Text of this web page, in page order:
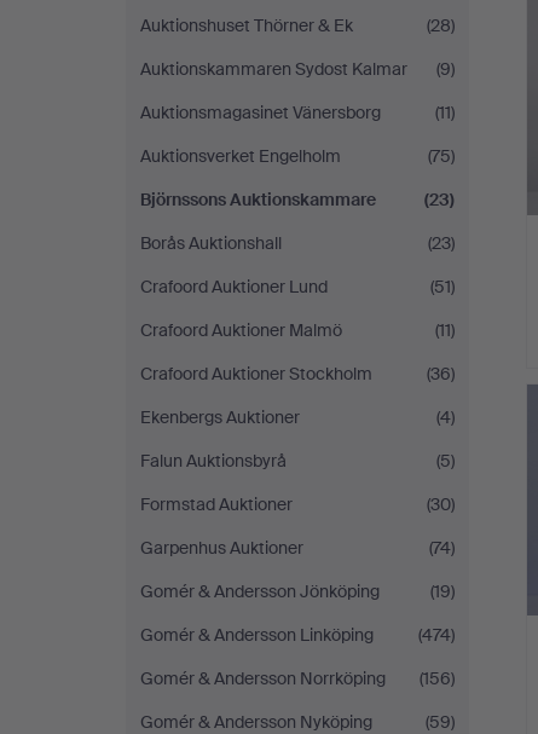
Auktionshuset Thörner & Ek
(28)
Auktionskammaren Sydost Kalmar
(9)
Auktionsmagasinet Vänersborg
(11)
Auktionsverket Engelholm
(75)
Björnssons Auktionskammare
(23)
Borås Auktionshall
(23)
Crafoord Auktioner Lund
(51)
Crafoord Auktioner Malmö
(11)
Crafoord Auktioner Stockholm
(36)
Ekenbergs Auktioner
(4)
Falun Auktionsbyrå
(5)
Formstad Auktioner
(30)
Garpenhus Auktioner
(74)
Gomér & Andersson Jönköping
(19)
Gomér & Andersson Linköping
(474)
Gomér & Andersson Norrköping
(156)
Gomér & Andersson Nyköping
(59)